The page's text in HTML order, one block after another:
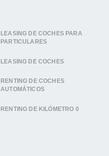
LEASING DE COCHES PARA
PARTICULARES
LEASING DE COCHES
RENTING DE COCHES
AUTOMÁTICOS
RENTING DE KILÓMETRO 0